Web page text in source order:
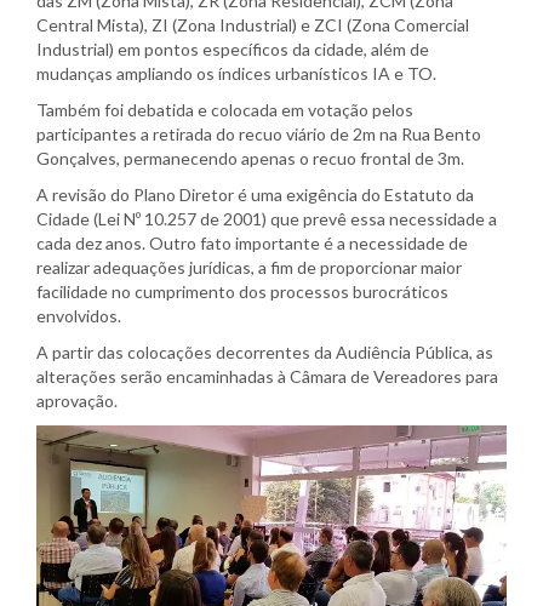
Central Mista), ZI (Zona Industrial) e ZCI (Zona Comercial
Industrial) em pontos específicos da cidade, além de
mudanças ampliando os índices urbanísticos IA e TO.
Também foi debatida e colocada em votação pelos
participantes a retirada do recuo viário de 2m na Rua Bento
Gonçalves, permanecendo apenas o recuo frontal de 3m.
A revisão do Plano Diretor é uma exigência do Estatuto da
Cidade (Lei Nº 10.257 de 2001) que prevê essa necessidade a
cada dez anos. Outro fato importante é a necessidade de
realizar adequações jurídicas, a fim de proporcionar maior
facilidade no cumprimento dos processos burocráticos
envolvidos.
A partir das colocações decorrentes da Audiência Pública, as
alterações serão encaminhadas à Câmara de Vereadores para
aprovação.